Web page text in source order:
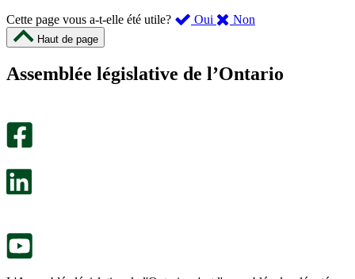
Cette page vous a-t-elle été utile?
Oui ,
été
Non
m’a
Haut de page
Assemblée législative de l’Ontario